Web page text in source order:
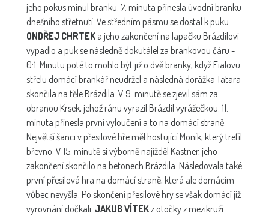
jeho pokus minul branku. 7. minuta přinesla úvodní branku
dnešního střetnutí. Ve středním pásmu se dostal k puku
ONDŘEJ CHRTEK a jeho zakončení na lapačku Brázdilovi
vypadlo a puk se následně dokutálel za brankovou čáru -
0:1. Minutu poté to mohlo být již o dvě branky, když Fialovu
střelu domácí brankář neudržel a následná dorážka Tatara
skončila na těle Brázdila. V 9. minutě se zjevil sám za
obranou Krsek, jehož ránu vyrazil Brázdil vyrážečkou. 11.
minuta přinesla první vyloučení a to na domácí straně.
Největší šanci v přesilové hře měl hostující Moník, který trefil
břevno. V 15. minutě si výborně najížděl Kastner, jeho
zakončení skončilo na betonech Brázdila. Následovala také
první přesilová hra na domácí straně, která ale domácím
vůbec nevyšla. Po skončení přesilové hry se však domácí již
vyrovnání dočkali. JAKUB VÍTEKz otočky z mezikruží